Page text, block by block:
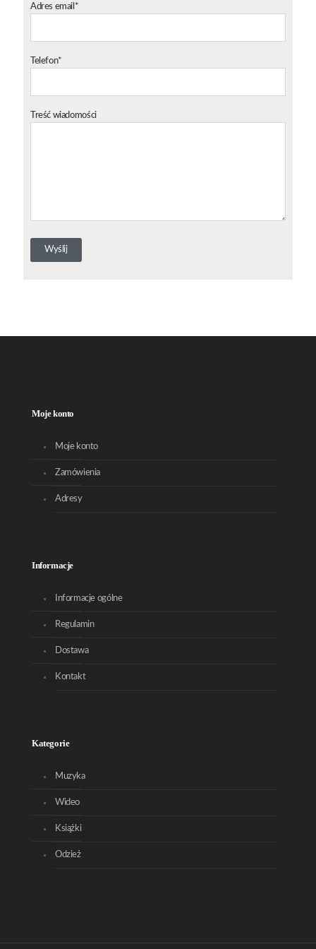
Adres email*
Telefon*
Treść wiadomości
Moje konto
Moje konto
Zamówienia
Adresy
Informacje
Informacje ogólne
Regulamin
Dostawa
Kontakt
Kategorie
Muzyka
Wideo
Książki
Odzież